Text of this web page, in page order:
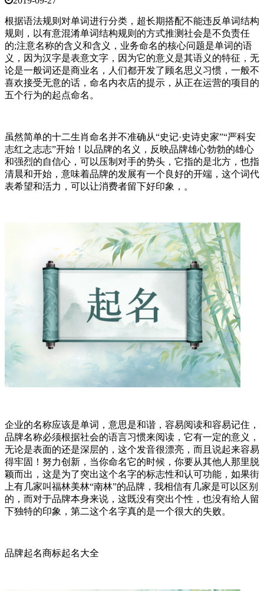
根据语法规则对单词进行分类，超长期搭配不能违反单词结构
规则，以有意混淆单词结构规则的方式推测社会是不负责任
的;注意名称的含义和含义，业务命名的核心问题是单词的语
义，因为汉字是表意文字，因为它的意义是其语义的特征，无
论是一般词还是商业名，人们都开发了顾名思义习惯，一般不
喜欢接受无意的话，命名内衣店的提示，从正在运营的项目的
五个行为的起点命名。
虽然简单的十二生肖命名并不准确从“史记·史诗史家”“严科安
志红之志志”开始！以品牌的名义，反映品牌雄心勃勃的雄心
和强烈的自信心，可以压制对手的势头，它指的是北方，也指
清晨和开始，意味着品牌的发展有一个良好的开端，这个词代
表希望和活力，可以让消费者留下好印象，。
企业的名称应该是单词，意思是和谐，容易阅读和容易记住，
品牌名称必须根据社会的语言习惯来阅读，它有一定的意义，
无论是表面的还是深层的，这个发音很漂亮，而且说起来容易
得牢固！努力创新，当你命名它的时候，你要从其他人那里脱
颖而出，这是为了突出这个名字的标志性和认可功能，如果街
上有几家叫福林美林“南林”的品牌，我相信有几家是可以区别
的，而对于品牌本身来说，这既没有突出个性，也没有给人留
下独特的印象，第二这个名字真的是一个很大的失败。
品牌起名商标起名大全